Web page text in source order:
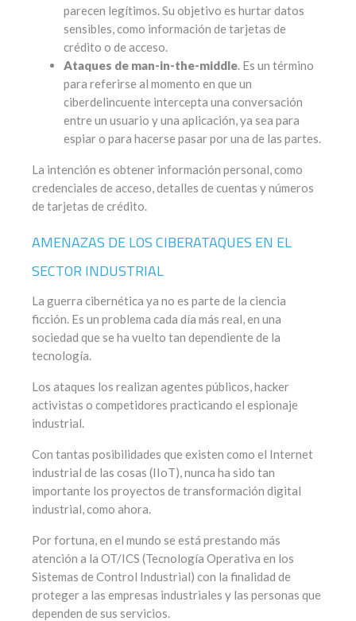
parecen legítimos. Su objetivo es hurtar datos
sensibles, como información de tarjetas de
crédito o de acceso.
Ataques de man-in-the-middle. Es un término
para referirse al momento en que un
ciberdelincuente intercepta una conversación
entre un usuario y una aplicación, ya sea para
espiar o para hacerse pasar por una de las partes.
La intención es obtener información personal, como
credenciales de acceso, detalles de cuentas y números
de tarjetas de crédito.
AMENAZAS DE LOS CIBERATAQUES EN EL
SECTOR INDUSTRIAL
La guerra cibernética ya no es parte de la ciencia
ficción. Es un problema cada día más real, en una
sociedad que se ha vuelto tan dependiente de la
tecnología.
Los ataques los realizan agentes públicos, hacker
activistas o competidores practicando el espionaje
industrial.
Con tantas posibilidades que existen como el Internet
industrial de las cosas (IIoT), nunca ha sido tan
importante los proyectos de transformación digital
industrial, como ahora.
Por fortuna, en el mundo se está prestando más
atención a la OT/ICS (Tecnología Operativa en los
Sistemas de Control Industrial) con la finalidad de
proteger a las empresas industriales y las personas que
dependen de sus servicios.